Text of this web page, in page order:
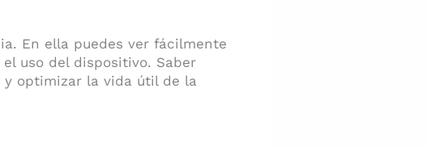
En ella puedes ver fácilmente
uso del dispositivo. Saber
optimizar la vida útil de la